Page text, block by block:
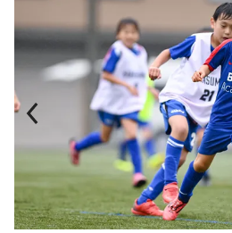
label.aria.chevronleft